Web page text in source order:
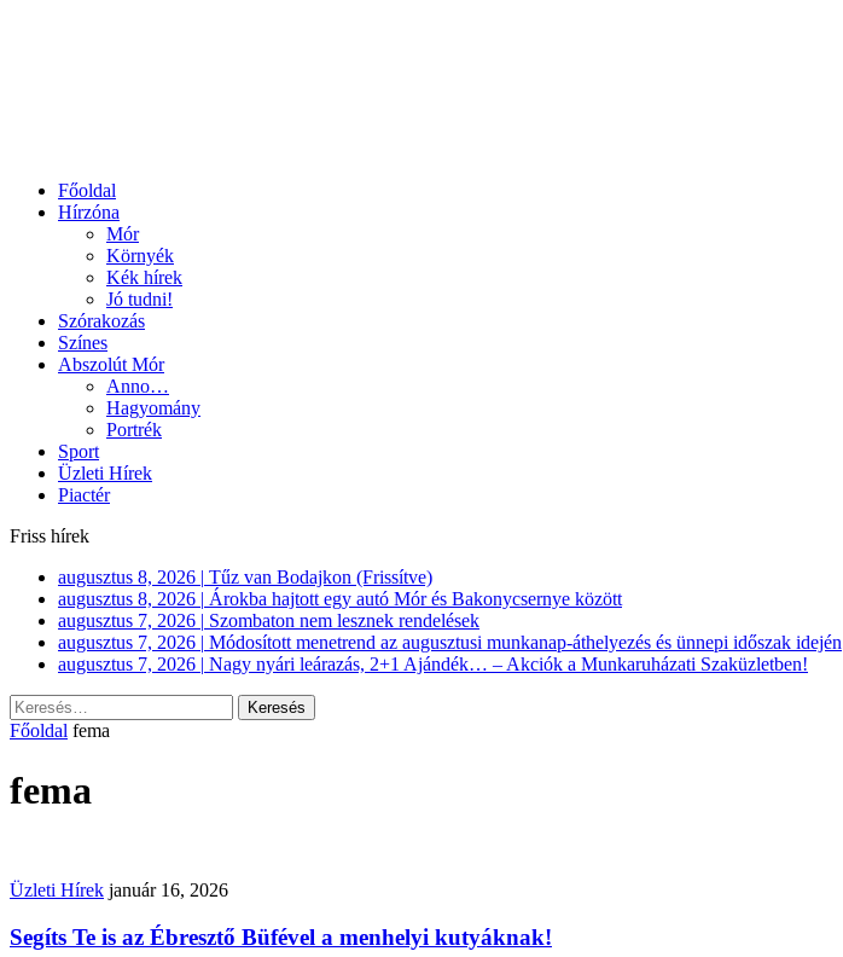
Főoldal
Hírzóna
Mór
Környék
Kék hírek
Jó tudni!
Szórakozás
Színes
Abszolút Mór
Anno…
Hagyomány
Portrék
Sport
Üzleti Hírek
Piactér
Friss hírek
augusztus 8, 2026
Tűz van Bodajkon (Frissítve)
augusztus 8, 2026
Árokba hajtott egy autó Mór és Bakonycsernye között
augusztus 7, 2026
Szombaton nem lesznek rendelések
augusztus 7, 2026
Módosított menetrend az augusztusi munkanap-áthelyezés és ünnepi időszak idején
augusztus 7, 2026
Nagy nyári leárazás, 2+1 Ajándék… – Akciók a Munkaruházati Szaküzletben!
Keresés:
Főoldal fema
fema
Üzleti Hírek január 16, 2026
Segíts Te is az Ébresztő Büfével a menhelyi kutyáknak!